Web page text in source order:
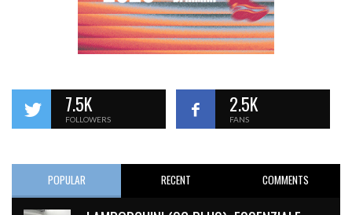
7.5K
FOLLOWERS
2.5K
FANS
POPULAR RECENT COMMENTS